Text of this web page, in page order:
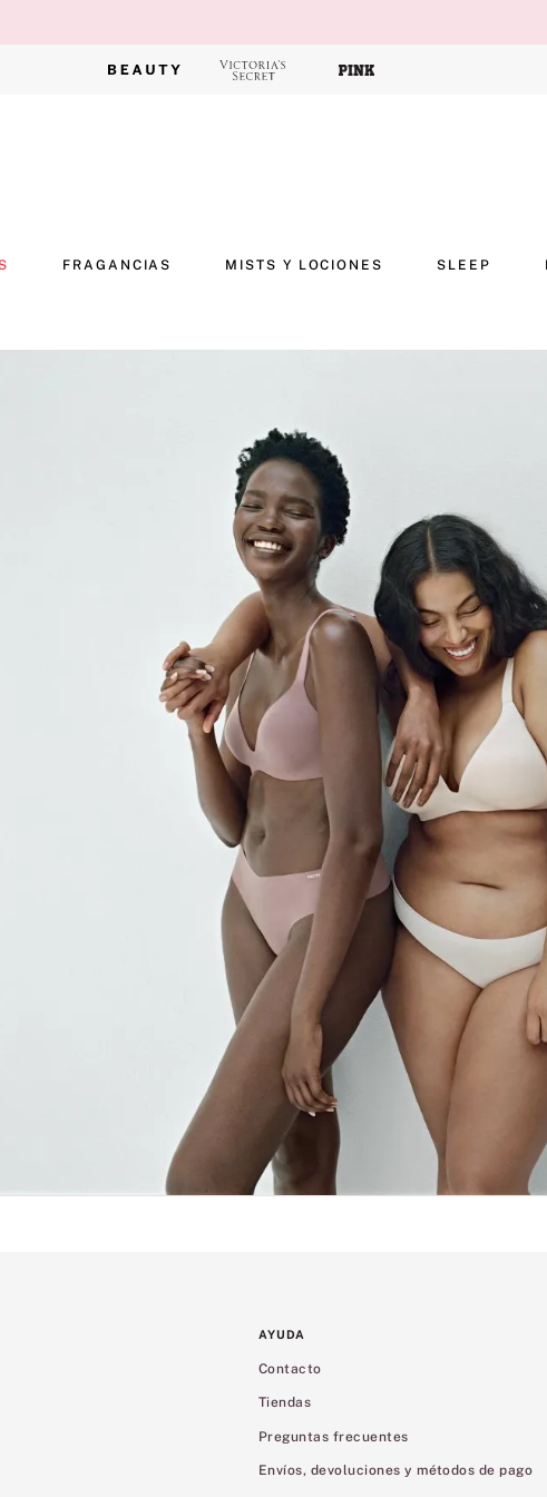
FRAGANCIAS MISTS Y LOCIONES SLEEP
AYUDA
Contacto
Tiendas
Preguntas frecuentes
Envíos, devoluciones y métodos de pago